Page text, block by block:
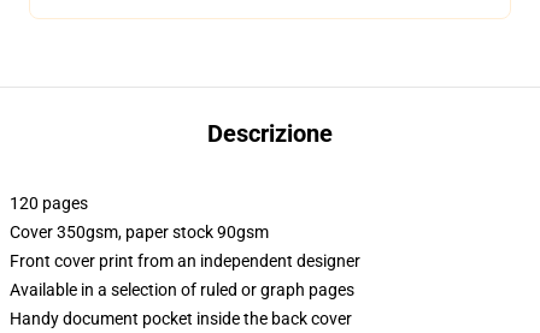
Descrizione
120 pages
Cover 350gsm, paper stock 90gsm
Front cover print from an independent designer
Available in a selection of ruled or graph pages
Handy document pocket inside the back cover